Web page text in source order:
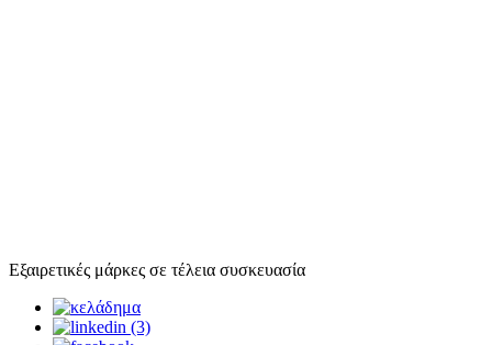
Εξαιρετικές μάρκες σε τέλεια συσκευασία